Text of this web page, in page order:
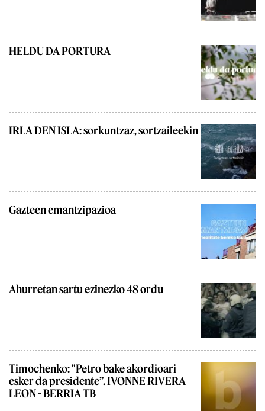
HELDU DA PORTURA
IRLA DEN ISLA: sorkuntzaz, sortzaileekin
Gazteen emantzipazioa
Ahurretan sartu ezinezko 48 ordu
Timochenko: "Petro bake akordioari
esker da presidente”. IVONNE RIVERA
LEON - BERRIA TB